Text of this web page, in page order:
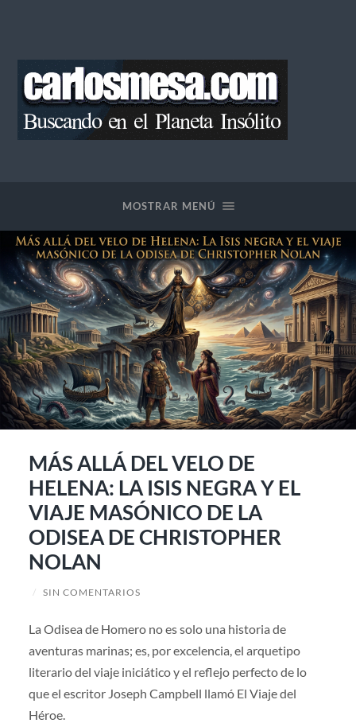
MOSTRAR MENÚ
MÁS ALLÁ DEL VELO DE
HELENA: LA ISIS NEGRA Y EL
VIAJE MASÓNICO DE LA
ODISEA DE CHRISTOPHER
NOLAN
/ SIN COMENTARIOS
La Odisea de Homero no es solo una historia de
aventuras marinas; es, por excelencia, el arquetipo
literario del viaje iniciático y el reflejo perfecto de lo
que el escritor Joseph Campbell llamó El Viaje del
Héroe.